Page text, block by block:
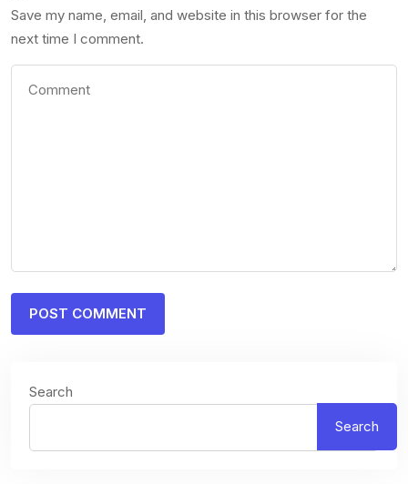
Save my name, email, and website in this browser for the
next time I comment.
Search
Search